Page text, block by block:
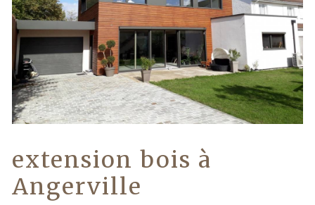
extension bois à
Angerville